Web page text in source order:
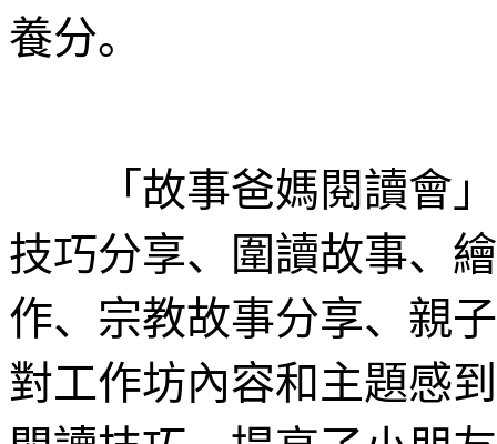
養分。
「故事爸媽閱讀會」
技巧分享、圍讀故事、
作、宗教故事分享、親
對工作坊內容和主題感